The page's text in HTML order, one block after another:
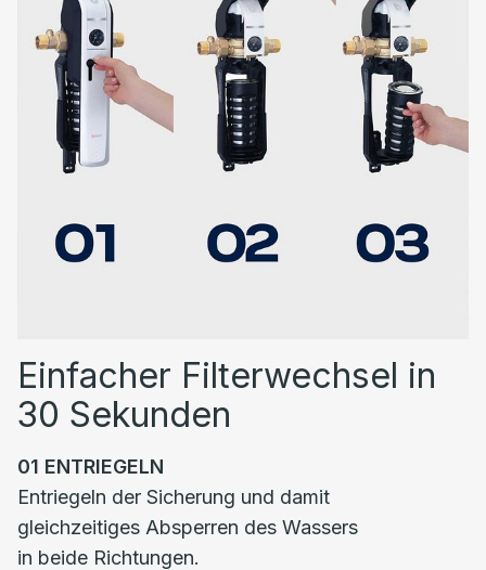
Einfacher Filterwechsel in
30 Sekunden
01 ENTRIEGELN
Entriegeln der Sicherung und damit
gleichzeitiges Absperren des Wassers
in beide Richtungen.